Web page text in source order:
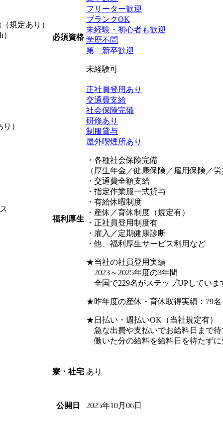
規定あり）
）
必須資格
フリーター歓迎
ブランクOK
未経験・初心者も歓迎
学歴不問
第二新卒歓迎
未経験可
福利厚生
正社員登用あり
交通費支給
社会保険完備
研修あり
制服貸与
屋外喫煙所あり
・各種社会保険完備
（厚生年金／健康保険／雇用保険／
・交通費全額支給
・指定作業服一式貸与
・有給休暇制度
・産休／育休制度（規定有）
・正社員登用制度有
・雇入／定期健康診断
・他、福利厚生サービス利用など
★当社の社員登用実績
2023～2025年度の3年間
全国で229名がステップUPしていま
★昨年度の産休・育休取得実績：79名
★日払い・週払いOK（当社規定有）
急な出費や支払いでお給料日まで
働いた分の給料を給料日を待たず
寮・社宅 あり
公開日 2025年10月06日